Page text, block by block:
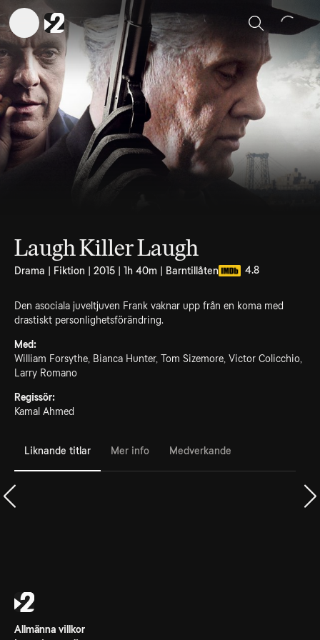
Sök
Laugh Killer Laugh
Drama | Fiktion | 2015 | 1h 40m | Barntillåten 4.8
Den asociala juveltjuven Frank vaknar upp från en koma med
drastiskt personlighetsförändring.
Med:
William Forsythe, Bianca Hunter, Tom Sizemore, Victor Colicchio,
Larry Romano
Regissör:
Kamal Ahmed
Liknande titlar Mer info Medverkande
Allmänna villkor